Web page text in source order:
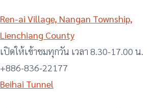
Ren-ai Village, Nangan Township,
Lienchiang County
เปิดให้เข้าชมทุกวัน เวลา 8.30-17.00 น.
+886-836-22177
Beihai Tunnel